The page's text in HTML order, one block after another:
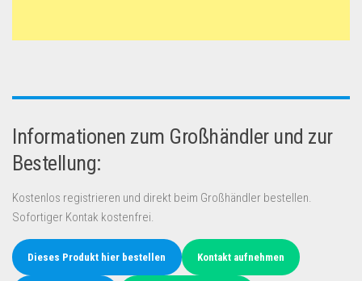
Informationen zum Großhändler und zur
Bestellung:
Kostenlos registrieren und direkt beim Großhändler bestellen.
Sofortiger Kontak kostenfrei.
Dieses Produkt hier bestellen Kontakt aufnehmen